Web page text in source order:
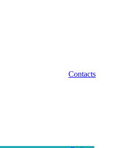
Contacts